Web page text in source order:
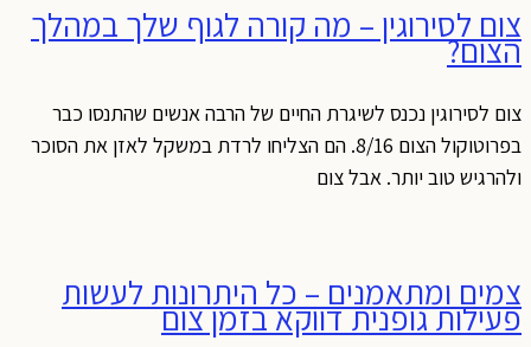
לסירוגין – מה קורה לגוף שלך במהלך
לסירוגין נכנס לשיגרת החיים של הרבה אנשים שהתנסו כבר
בפרוטוקול הצום 8/16. הם הצליחו לרדת במשקל לאזן את הסוכר
טוב יותר. אבל צום
ומתאמנים – כל היתרונות לעשות
גופנית דווקא בזמן צום